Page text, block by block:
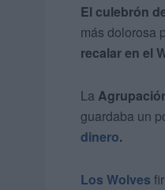
El culebrón
más dolorosa
recalar en el
La
guardaba un
dinero.
Los Wolves